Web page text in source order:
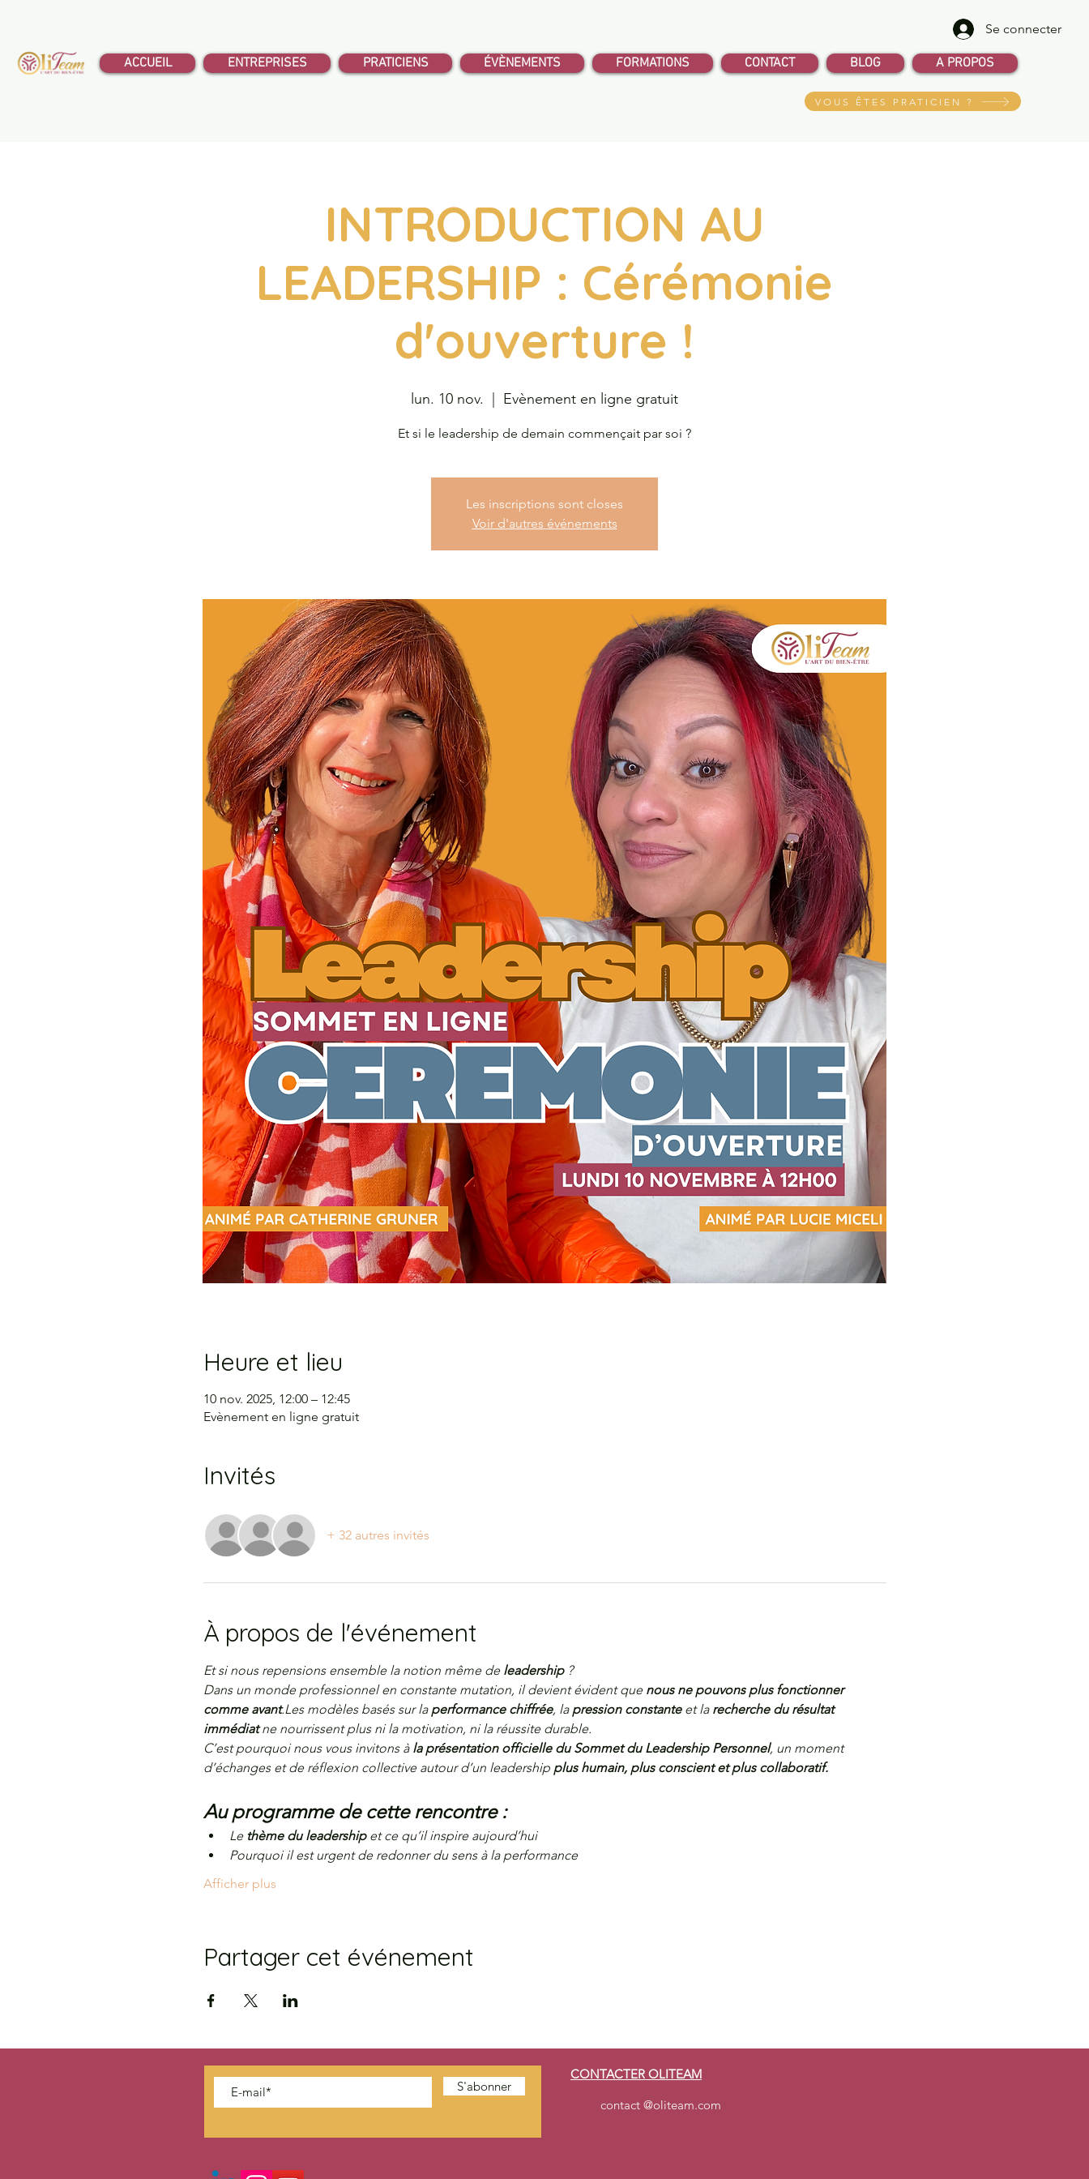
Se connecter
ACCUEIL ENTREPRISES PRATICIENS ÉVÈNEMENTS FORMATIONS CONTACT BLOG A PROPOS
VOUS ÊTES PRATICIEN ?
INTRODUCTION AU
LEADERSHIP : Cérémonie
d'ouverture !
lun. 10 nov. Evènement en ligne gratuit
Et si le leadership de demain commençait par soi ?
Les inscriptions sont closes
Voir d'autres événements
Heure et lieu
10 nov. 2025, 12:00 – 12:45
Evènement en ligne gratuit
Invités
+ 32 autres invités
À propos de l'événement
Et si nous repensions ensemble la notion même de leadership ?
Dans un monde professionnel en constante mutation, il devient évident que nous ne pouvons plus fonctionner
comme avant.Les modèles basés sur la performance chiffrée, la pression constante et la recherche du résultat
immédiat ne nourrissent plus ni la motivation, ni la réussite durable.
C’est pourquoi nous vous invitons à la présentation officielle du Sommet du Leadership Personnel, un moment
d’échanges et de réflexion collective autour d’un leadership plus humain, plus conscient et plus collaboratif.
Au programme de cette rencontre :
Le thème du leadership et ce qu’il inspire aujourd’hui
Pourquoi il est urgent de redonner du sens à la performance
Afficher plus
Partager cet événement
S'abonner
CONTACTER OLITEAM
contact @oliteam.com